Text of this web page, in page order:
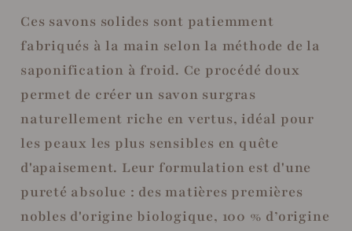
Ces savons solides sont patiemment
fabriqués à la main selon la méthode de la
saponification à froid. Ce procédé doux
permet de créer un savon surgras
naturellement riche en vertus, idéal pour
les peaux les plus sensibles en quête
d'apaisement. Leur formulation est d'une
pureté absolue : des matières premières
nobles d'origine biologique, 100 % d’origine